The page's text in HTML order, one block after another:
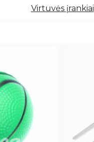
Virtuvės įrankiai